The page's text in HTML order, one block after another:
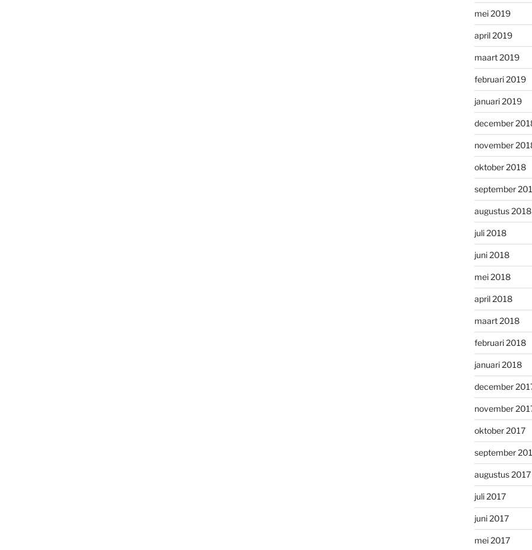
mei 2019
april 2019
maart 2019
februari 2019
januari 2019
december
november
oktober 2018
september
augustus 2018
juli 2018
juni 2018
mei 2018
april 2018
maart 2018
februari 2018
januari 2018
december
november
oktober 2017
september
augustus 2017
juli 2017
juni 2017
mei 2017